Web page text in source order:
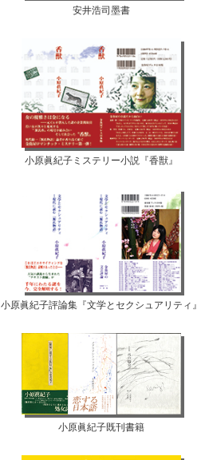
安井浩司墨書
小原眞紀子ミステリー小説『香獣』
小原眞紀子評論集『文学とセクシュアリティ』
小原眞紀子既刊書籍